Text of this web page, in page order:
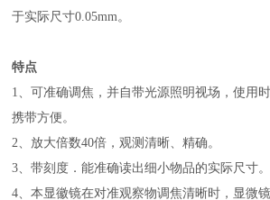
于实际尺寸0.05mm。
特点
1、可准确调焦，并自带光源照明视场，使用
携带方便。
2、放大倍数40倍，观测清晰、精确。
3、带刻度．能准确读出细小物品的实际尺寸。
4、本显徽镜在对准观察物调焦清晰时，显微